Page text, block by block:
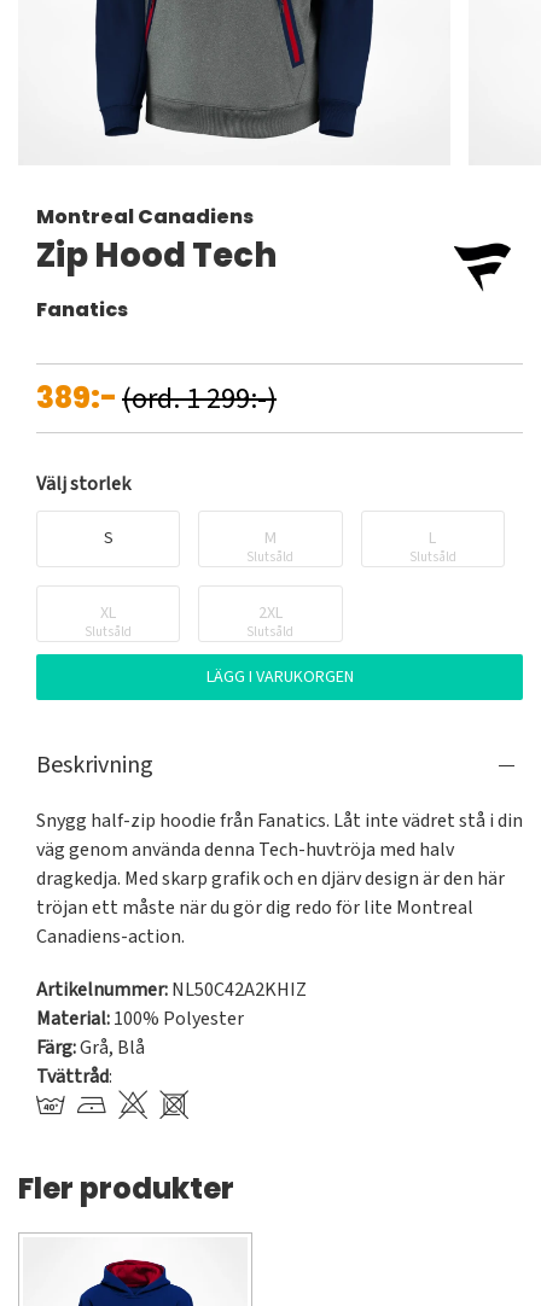
Montreal Canadiens
Zip Hood Tech
Fanatics
389:-(ord. 1 299:-)
Välj storlek
S M
Slutsåld
L
Slutsåld
XL
Slutsåld
2XL
Slutsåld
LÄGG I VARUKORGEN
Beskrivning
Snygg half-zip hoodie från Fanatics. Låt inte vädret stå i din
väg genom använda denna Tech-huvtröja med halv
dragkedja. Med skarp grafik och en djärv design är den här
tröjan ett måste när du gör dig redo för lite Montreal
Canadiens-action.
Artikelnummer:NL50C42A2KHIZ
Material:100% Polyester
Färg:Grå, Blå
Tvättråd:
Fler produkter